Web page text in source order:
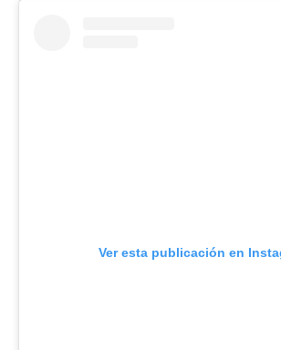
Ver esta publicación en